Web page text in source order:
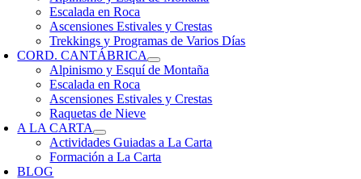
Escalada en Roca
Ascensiones Estivales y Crestas
Trekkings y Programas de Varios Días
CORD. CANTÁBRICA
Alpinismo y Esquí de Montaña
Escalada en Roca
Ascensiones Estivales y Crestas
Raquetas de Nieve
A LA CARTA
Actividades Guiadas a La Carta
Formación a La Carta
BLOG